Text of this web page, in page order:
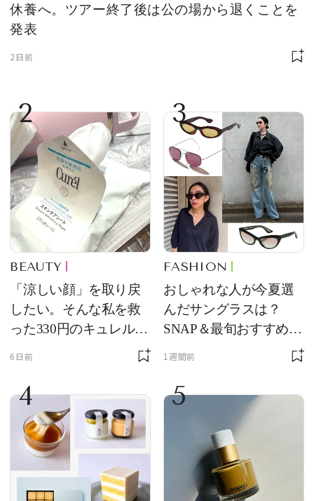
休養へ。ツアー終了後は公の場から退くことを
発表
2日前
2
BEAUTY
「涼しい顔」を取り戻
したい。そんな私を救
った330円のキュレル名
6日前
3
FASHION
おしゃれな人が今夏選
んだサングラスは？
SNAP＆最旬おすすめサ
1週間前
4 5